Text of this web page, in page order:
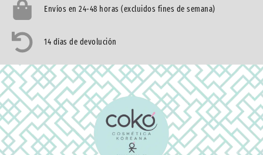
Envíos en 24-48 horas (excluidos fines de semana)
14 días de devolución